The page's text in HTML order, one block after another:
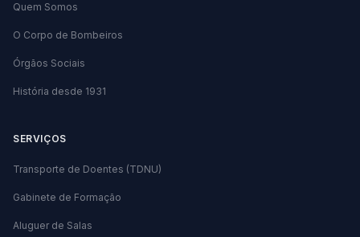
Quem Somos
O Corpo de Bombeiros
Órgãos Sociais
História desde 1931
SERVIÇOS
Transporte de Doentes (TDNU)
Gabinete de Formação
Aluguer de Salas